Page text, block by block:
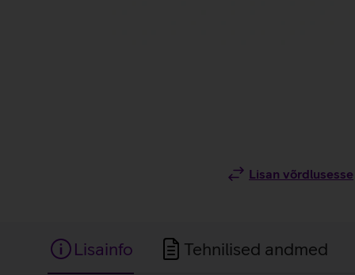
Lisan võrdlusesse
Lisainfo Tehnilised andmed